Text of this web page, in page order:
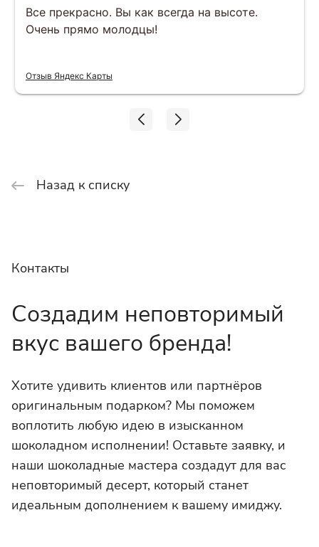
Все прекрасно. Вы как всегда на высоте.
Очень прямо молодцы!
Отзыв Яндекс Карты
Назад к списку
Контакты
Создадим неповторимый
вкус вашего бренда!
Хотите удивить клиентов или партнёров
оригинальным подарком? Мы поможем
воплотить любую идею в изысканном
шоколадном исполнении! Оставьте заявку, и
наши шоколадные мастера создадут для вас
неповторимый десерт, который станет
идеальным дополнением к вашему имиджу.